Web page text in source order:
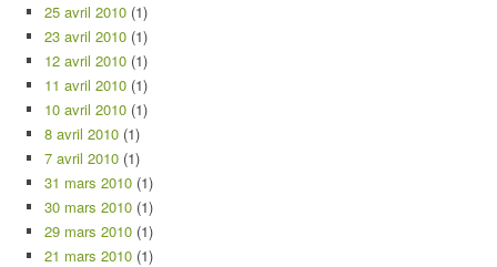
25 avril 2010 (1)
23 avril 2010 (1)
12 avril 2010 (1)
11 avril 2010 (1)
10 avril 2010 (1)
8 avril 2010 (1)
7 avril 2010 (1)
31 mars 2010 (1)
30 mars 2010 (1)
29 mars 2010 (1)
21 mars 2010 (1)